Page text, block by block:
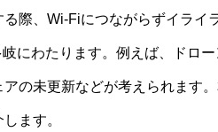
際、Wi-Fiにつながらずイライ
にわたります。例えば、ドロ
の未更新などが考えられます
ます。